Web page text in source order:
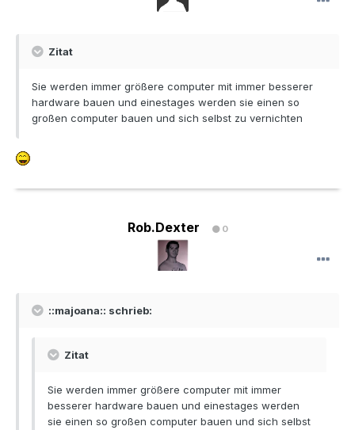
Zitat
Sie werden immer größere computer mit immer besserer
hardware bauen und einestages werden sie einen so
großen computer bauen und sich selbst zu vernichten
Rob.Dexter 0
::majoana:: schrieb:
Zitat
Sie werden immer größere computer mit immer
besserer hardware bauen und einestages werden
sie einen so großen computer bauen und sich selbst